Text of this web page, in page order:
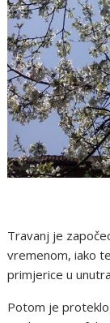
Travanj je
vremenom, iako
primjerice u
Potom je